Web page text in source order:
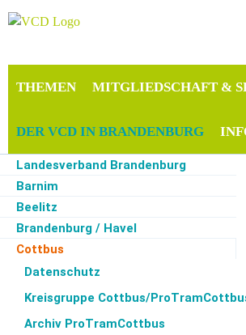
THEMEN MITGLIEDSCHAFT &
DER VCD IN BRANDENBURG
Landesverband Brandenburg
Barnim
Beelitz
Brandenburg / Havel
Cottbus
Datenschutz
Kreisgruppe Cottbus/
Archiv ProTramCottbus
Maerkisch-Oderland
Neuruppin
Start· Der VCD in Brandenburg
02.09.2024
Kreisgruppe Cottbus/